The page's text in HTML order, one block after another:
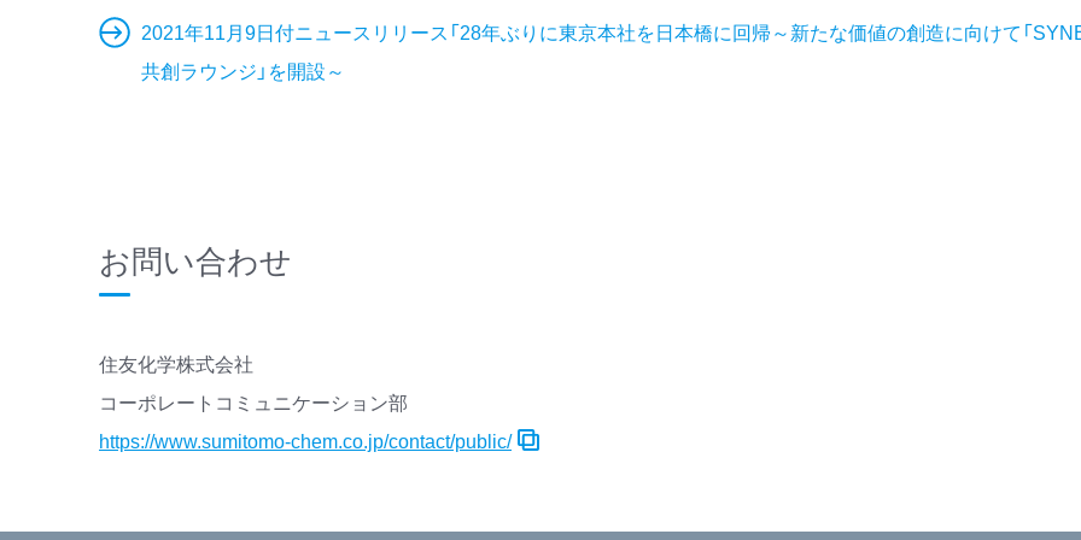
2021年11月9日付ニュースリリース「28年ぶりに東京本社を日本橋に回帰～新たな価値の創造に向けて「
共創ラウンジ」を開設～
お問い合わせ
住友化学株式会社
コーポレートコミュニケーション部
https://www.sumitomo-chem.co.jp/contact/public/